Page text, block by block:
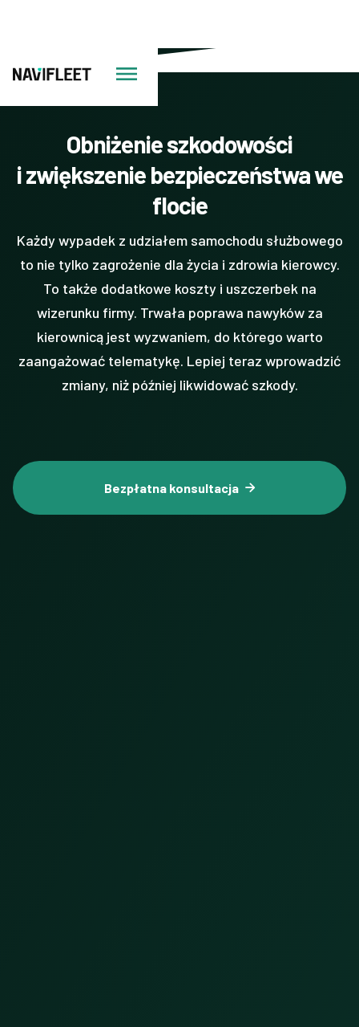
Obniżenie szkodowości
i zwiększenie bezpieczeństwa we
flocie
Każdy wypadek z udziałem samochodu służbowego
to nie tylko zagrożenie dla życia i zdrowia kierowcy.
To także dodatkowe koszty i uszczerbek na
wizerunku firmy. Trwała poprawa nawyków za
kierownicą jest wyzwaniem, do którego warto
zaangażować telematykę. Lepiej teraz wprowadzić
zmiany, niż później likwidować szkody.
Bezpłatna konsultacja 